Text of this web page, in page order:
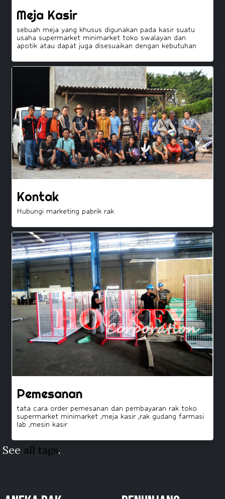
Meja Kasir
sebuah meja yang khusus digunakan pada kasir suatu
usaha supermarket minimarket toko swalayan dan
apotik atau dapat juga disesuaikan dengan kebutuhan
Kontak
Hubungi marketing pabrik rak
Pemesanan
tata cara order pemesanan dan pembayaran rak toko
supermarket minimarket ,meja kasir ,rak gudang farmasi
lab ,mesin kasir
See all tags.